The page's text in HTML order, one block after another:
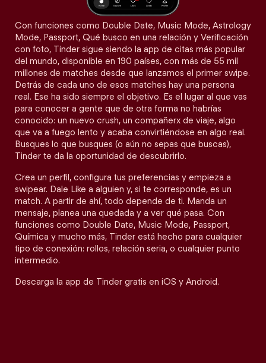
Con funciones como Double Date, Music Mode, Astrology
Mode, Passport, Qué busco en una relación y Verificación
con foto, Tinder sigue siendo la app de citas más popular
del mundo, disponible en 190 países, con más de 55 mil
millones de matches desde que lanzamos el primer swipe.
Detrás de cada uno de esos matches hay una persona
real. Ese ha sido siempre el objetivo. Es el lugar al que vas
para conocer a gente que de otra forma no habrías
conocido: un nuevo crush, un compañerx de viaje, algo
que va a fuego lento y acaba convirtiéndose en algo real.
Busques lo que busques (o aún no sepas que buscas),
Tinder te da la oportunidad de descubrirlo.
Crea un perfil, configura tus preferencias y empieza a
swipear. Dale Like a alguien y, si te corresponde, es un
match. A partir de ahí, todo depende de ti. Manda un
mensaje, planea una quedada y a ver qué pasa. Con
funciones como Double Date, Music Mode, Passport,
Química y mucho más, Tinder está hecho para cualquier
tipo de conexión: rollos, relación seria, o cualquier punto
intermedio.
Descarga la app de Tinder gratis en iOS y Android.